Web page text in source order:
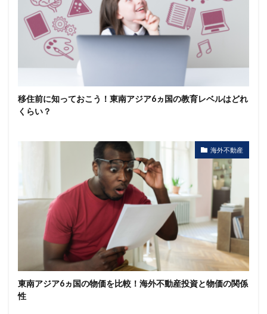
移住前に知っておこう！東南アジア6ヵ国の教育レベルはどれ
くらい？
海外不動産
東南アジア6ヵ国の物価を比較！海外不動産投資と物価の関係
性